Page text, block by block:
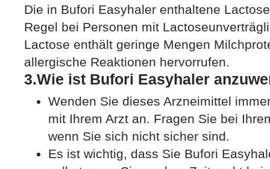
Die in Bufori Easyhaler enthaltene
Regel bei Personen mit
Lactose enthält geringe Mengen
allergische Reaktionen hervorrufen.
3.Wie ist Bufori Easyhaler
Wenden Sie dieses Arzneimittel
mit Ihrem Arzt an. Fragen Sie bei
wenn Sie sich nicht sicher sind.
Es ist wichtig, dass Sie Bufori